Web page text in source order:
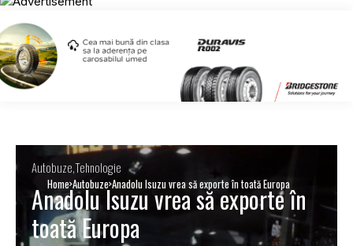
Home Autobuze Anadolu Isuzu vrea să exporte în toată Europa
AutobuzeTehnologie
Anadolu Isuzu vrea să exporte în
toată Europa